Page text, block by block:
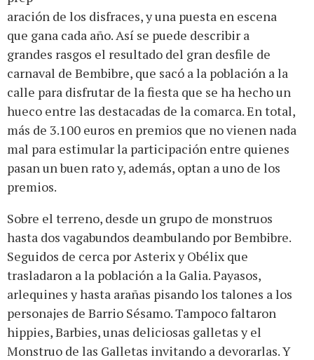
aración de los disfraces, y una puesta en escena
que gana cada año. Así se puede describir a
grandes rasgos el resultado del gran desfile de
carnaval de Bembibre, que sacó a la población a la
calle para disfrutar de la fiesta que se ha hecho un
hueco entre las destacadas de la comarca. En total,
más de 3.100 euros en premios que no vienen nada
mal para estimular la participación entre quienes
pasan un buen rato y, además, optan a uno de los
premios.
Sobre el terreno, desde un grupo de monstruos
hasta dos vagabundos deambulando por Bembibre.
Seguidos de cerca por Asterix y Obélix que
trasladaron a la población a la Galia. Payasos,
arlequines y hasta arañas pisando los talones a los
personajes de Barrio Sésamo. Tampoco faltaron
hippies, Barbies, unas deliciosas galletas y el
Monstruo de las Galletas invitando a devorarlas. Y